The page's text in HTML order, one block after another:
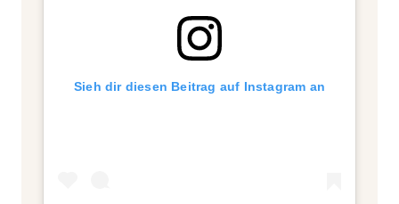
Sieh dir diesen Beitrag auf Instagram an